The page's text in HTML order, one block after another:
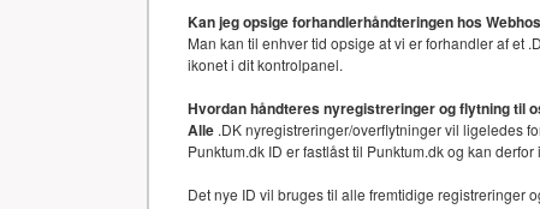
Kan jeg opsige forhandlerhåndteringen hos
Man kan til enhver tid opsige at vi er forhandler af
ikonet i dit kontrolpanel.
Hvordan håndteres nyregistreringer og flytning til
Alle .DK nyregistreringer/overflytninger vil ligeledes
Punktum.dk ID er fastlåst til Punktum.dk og kan derfor
Det nye ID vil bruges til alle fremtidige registreringer